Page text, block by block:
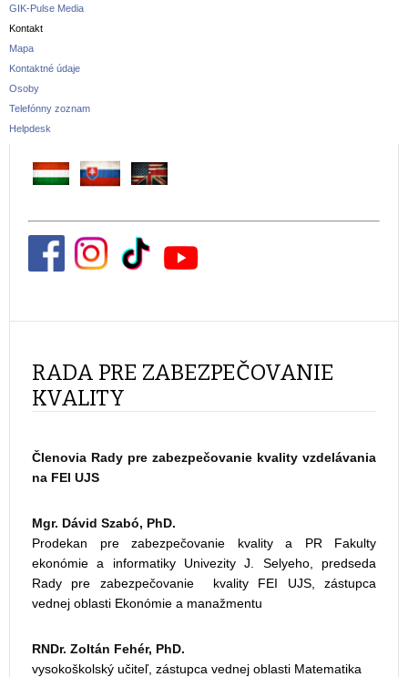
GIK-Pulse Media
Kontakt
Mapa
Kontaktné údaje
Osoby
Telefónny zoznam
Helpdesk
RADA PRE ZABEZPEČOVANIE
KVALITY
Členovia Rady pre zabezpečovanie kvality vzdelávania
na FEI UJS
Mgr. Dávid Szabó, PhD.
Prodekan pre zabezpečovanie kvality a PR Fakulty
ekonómie a informatiky Univezity J. Selyeho, predseda
Rady pre zabezpečovanie kvality FEI UJS, zástupca
vednej oblasti Ekonómie a manažmentu
RNDr. Zoltán Fehér, PhD.
vysokoškolský učiteľ, zástupca vednej oblasti Matematika